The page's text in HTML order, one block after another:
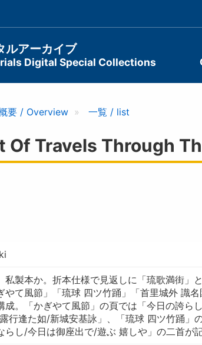
ルアーカイブ
Digital Special Collections
要 / Overview 一覧 / list
Of Travels Through
私製本か。折本仕様で見返しに「琉歌満街」
やて風節」「琉球 四ツ竹踊」「首里城外 識
成。「かぎやて風節」の頁では「今日の誇ら
行逢た如/新城安基詠」、「琉球 四ツ竹踊」
らし/今日は御座出で/遊ぶ 嬉しや」の二首が